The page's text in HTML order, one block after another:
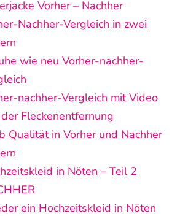
Vorher – Nachher
Nachher-Vergleich in zwei
wie neu Vorher-nachher-
nachher-Vergleich mit Video
Fleckenentfernung
Qualität in Vorher und Nachher
in Nöten – Teil 2
ein Hochzeitskleid in Nöten